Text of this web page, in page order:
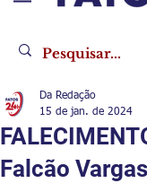
Falcão
Da Redação
15 de jan. de 2024